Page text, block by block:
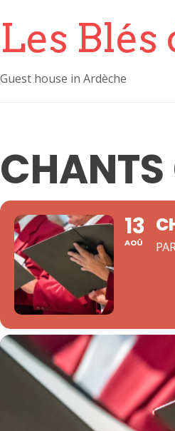
Les Blés
Guest house in Ardèche
CHANTS
13
AOÛ